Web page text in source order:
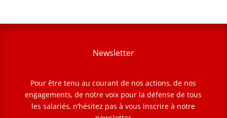
Newsletter
Pour être tenu au courant de nos actions, de nos
engagements, de notre voix pour la défense de tous
les salariés, n’hésitez pas à vous inscrire à notre